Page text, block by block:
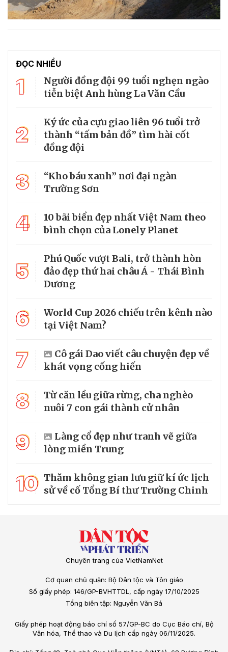
ĐỌC NHIỀU
1
Người đồng đội 99 tuổi nghẹn ngào
tiễn biệt Anh hùng La Văn Cầu
2
Ký ức của cựu giao liên 96 tuổi trở
thành “tấm bản đồ” tìm hài cốt
đồng đội
3
“Kho báu xanh” nơi đại ngàn
Trường Sơn
4
10 bãi biển đẹp nhất Việt Nam theo
bình chọn của Lonely Planet
5
Phú Quốc vượt Bali, trở thành hòn
đảo đẹp thứ hai châu Á - Thái Bình
Dương
6
World Cup 2026 chiếu trên kênh nào
tại Việt Nam?
7
Cô gái Dao viết câu chuyện đẹp về
khát vọng cống hiến
8
Từ căn lều giữa rừng, cha nghèo
nuôi 7 con gái thành cử nhân
9
Làng cổ đẹp như tranh vẽ giữa
lòng miền Trung
10 Thăm không gian lưu giữ kí ức lịch
sử về cố Tổng Bí thư Trường Chinh
Chuyên trang của VietNamNet
Cơ quan chủ quản: Bộ Dân tộc và Tôn giáo
Số giấy phép: 146/GP-BVHTTDL, cấp ngày 17/10/2025
Tổng biên tập: Nguyễn Văn Bá
Giấy phép hoạt động báo chí số 57/GP-BC do Cục Báo chí, Bộ
Văn hóa, Thể thao và Du lịch cấp ngày 06/11/2025.